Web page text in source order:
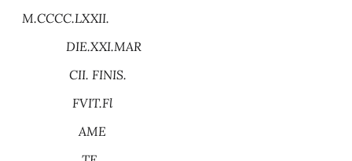
M.CCCC.LXXII.
DIE.XXI.MAR
CII. FINIS.
FVIT.Fl
AME